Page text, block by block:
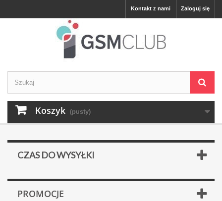
Zaloguj się
Kontakt z nami
Koszyk (pusty)
CZAS DO WYSYŁKI
PROMOCJE